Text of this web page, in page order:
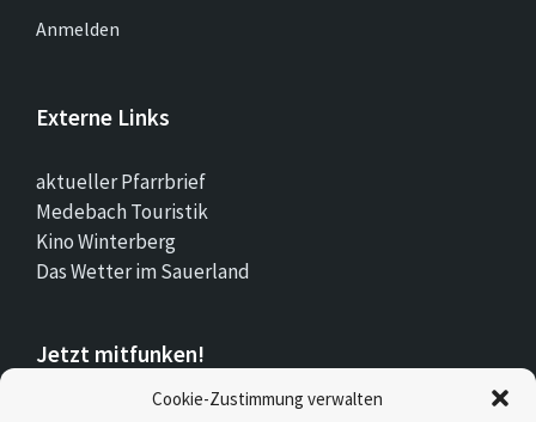
Cookie-Zustimmung verwalten
Anmelden
Externe Links
aktueller Pfarrbrief
Medebach Touristik
Kino Winterberg
Das Wetter im Sauerland
Jetzt mitfunken!